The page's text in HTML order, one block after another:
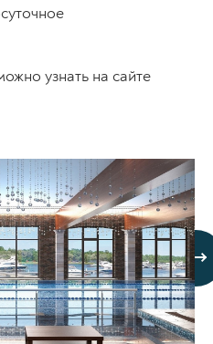
узнать на сайте